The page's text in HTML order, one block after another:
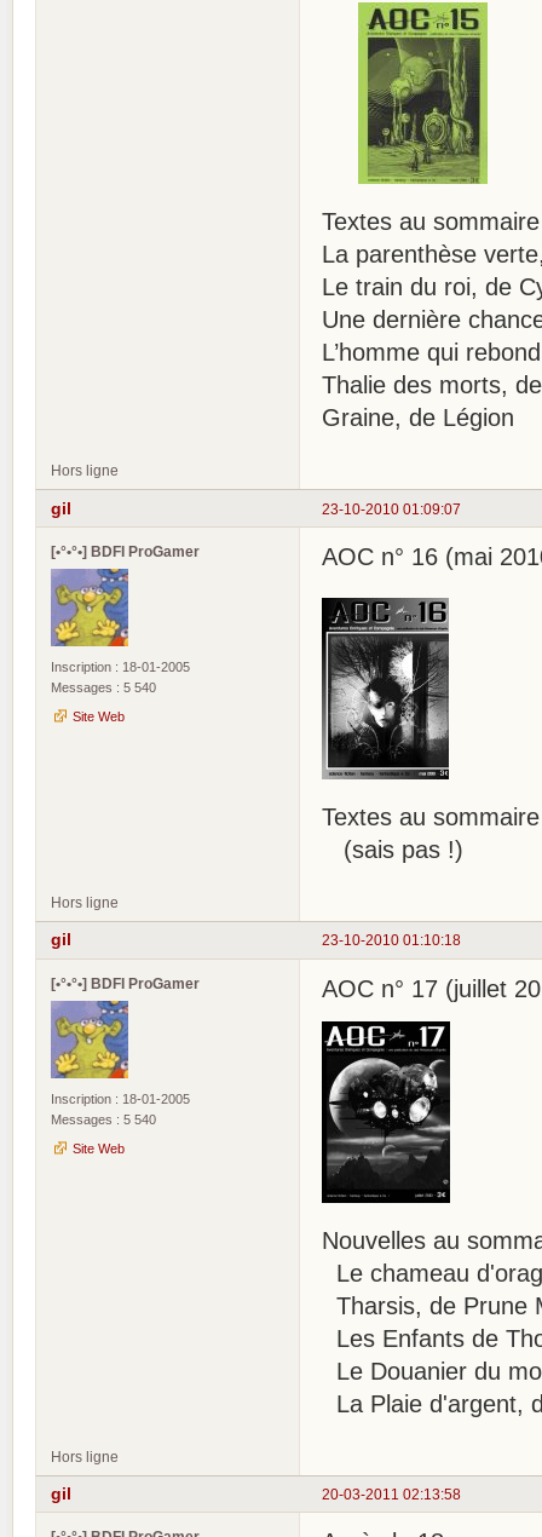
Textes au
La parenthèse
Le train du roi, de
Une dernière
L’homme qui
Thalie des morts,
Graine, de Légion
Hors ligne
23-10-2010 01:09:07
gil
[•°•°•] BDFI ProGamer
Inscription : 18-01-2005
Messages : 5 540
Site Web
AOC n° 16 (mai
Textes au
(sais pas !)
Hors ligne
23-10-2010 01:10:18
gil
[•°•°•] BDFI ProGamer
Inscription : 18-01-2005
Messages : 5 540
Site Web
AOC n° 17 (juillet
Nouvelles au
Le chameau
Tharsis, de Prune
Les Enfants de
Le Douanier du
La Plaie d'argent,
Hors ligne
20-03-2011 02:13:58
gil